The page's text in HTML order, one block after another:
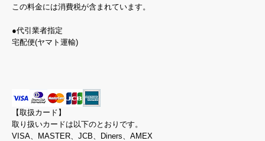
この料金には消費税が含まれています。
●代引業者指定
宅配便(ヤマト運輸)
【取扱カード】
取り扱いカードは以下のとおりです。
VISA、MASTER、JCB、Diners、AMEX